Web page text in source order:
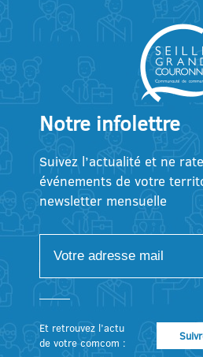
Notre infolettre
Suivez l’actualité et ne
événements de votre
newsletter mensuelle
Et retrouvez l’actu
de votre comcom :